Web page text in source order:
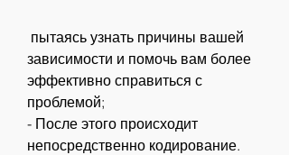
зависимости и помочь вам более
эффективно справиться с
проблемой;
- После этого происходит
непосредственно кодирование.